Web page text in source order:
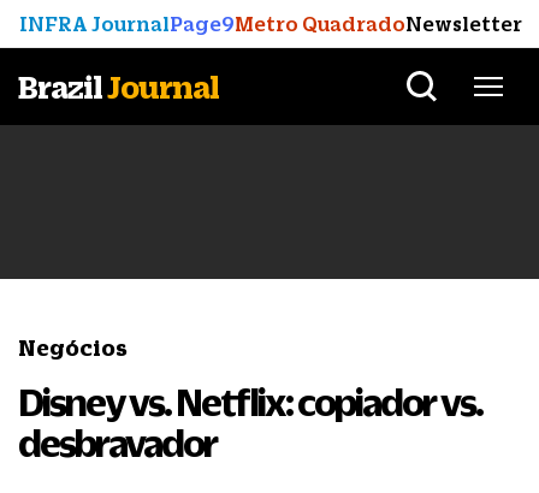
INFRA JournalPage9Metro QuadradoNewsletter
BrazilJournal
Negócios
Disney vs. Netflix: copiador vs.
desbravador